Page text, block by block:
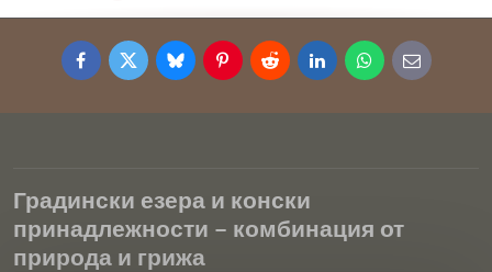
FacebookTwitterBlueskyPinterestRedditLinkedInWhatsApp
E-
mail
Градински езера и конски
принадлежности – комбинация от
природа и грижа